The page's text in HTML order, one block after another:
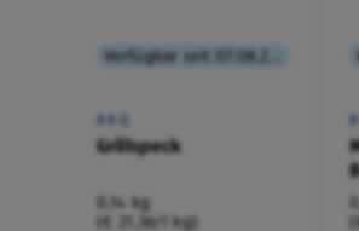
BBQ
Grillspeck
0,14 kg
(€ 21,36/1 kg)